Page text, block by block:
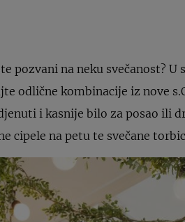
pozvani na neku svečanost?
odlične kombinacije iz nove
i kasnije bilo za posao ili
cipele na petu te svečane